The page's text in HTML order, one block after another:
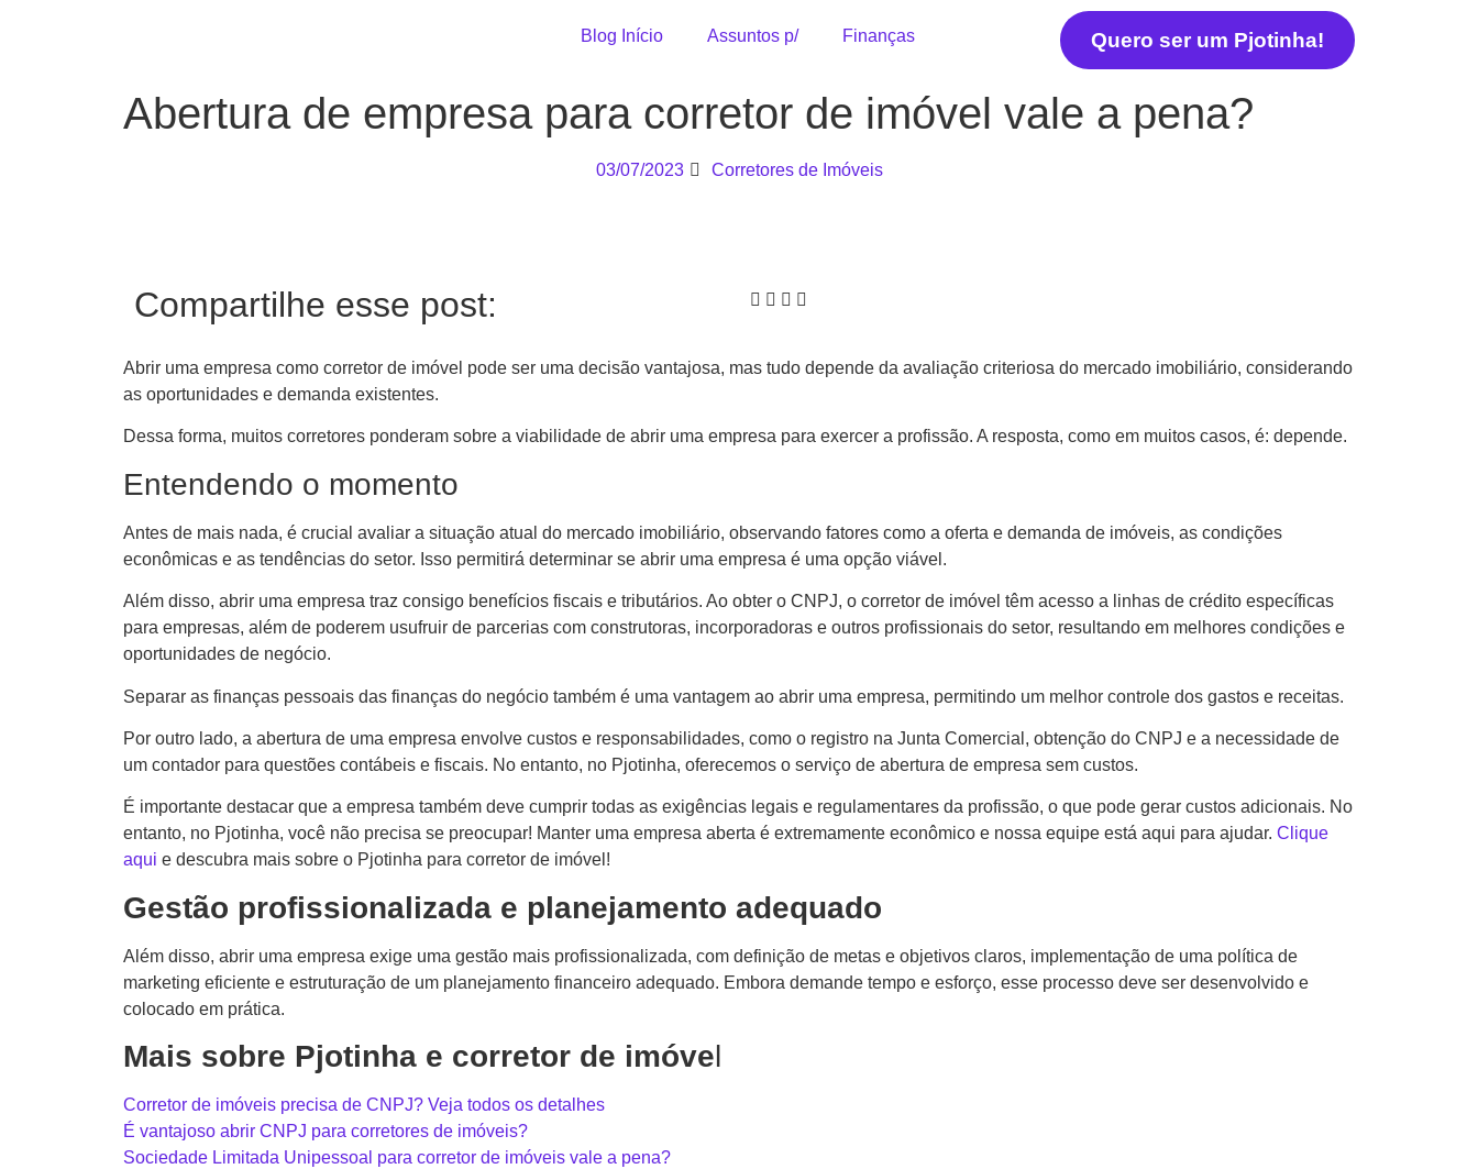
Blog Início Assuntos p/ Finanças Quero ser um Pjotinha!
Abertura de empresa para corretor de imóvel vale a pena?
03/07/2023 Corretores de Imóveis
Compartilhe esse post:
Abrir uma empresa como corretor de imóvel pode ser uma decisão vantajosa, mas tudo depende da avaliação criteriosa do mercado imobiliário, considerando
as oportunidades e demanda existentes.
Dessa forma, muitos corretores ponderam sobre a viabilidade de abrir uma empresa para exercer a profissão. A resposta, como em muitos casos, é: depende.
Entendendo o momento
Antes de mais nada, é crucial avaliar a situação atual do mercado imobiliário, observando fatores como a oferta e demanda de imóveis, as condições
econômicas e as tendências do setor. Isso permitirá determinar se abrir uma empresa é uma opção viável.
Além disso, abrir uma empresa traz consigo benefícios fiscais e tributários. Ao obter o CNPJ, o corretor de imóvel têm acesso a linhas de crédito específicas
para empresas, além de poderem usufruir de parcerias com construtoras, incorporadoras e outros profissionais do setor, resultando em melhores condições e
oportunidades de negócio.
Separar as finanças pessoais das finanças do negócio também é uma vantagem ao abrir uma empresa, permitindo um melhor controle dos gastos e receitas.
Por outro lado, a abertura de uma empresa envolve custos e responsabilidades, como o registro na Junta Comercial, obtenção do CNPJ e a necessidade de
um contador para questões contábeis e fiscais. No entanto, no Pjotinha, oferecemos o serviço de abertura de empresa sem custos.
É importante destacar que a empresa também deve cumprir todas as exigências legais e regulamentares da profissão, o que pode gerar custos adicionais. No
entanto, no Pjotinha, você não precisa se preocupar! Manter uma empresa aberta é extremamente econômico e nossa equipe está aqui para ajudar. Clique
aqui e descubra mais sobre o Pjotinha para corretor de imóvel!
Gestão profissionalizada e planejamento adequado
Além disso, abrir uma empresa exige uma gestão mais profissionalizada, com definição de metas e objetivos claros, implementação de uma política de
marketing eficiente e estruturação de um planejamento financeiro adequado. Embora demande tempo e esforço, esse processo deve ser desenvolvido e
colocado em prática.
Mais sobre Pjotinha e corretor de imóvel
Corretor de imóveis precisa de CNPJ? Veja todos os detalhes
É vantajoso abrir CNPJ para corretores de imóveis?
Sociedade Limitada Unipessoal para corretor de imóveis vale a pena?